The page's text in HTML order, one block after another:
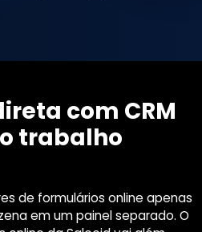
com CRM
trabalho
de formulários online apenas
em um painel separado. O